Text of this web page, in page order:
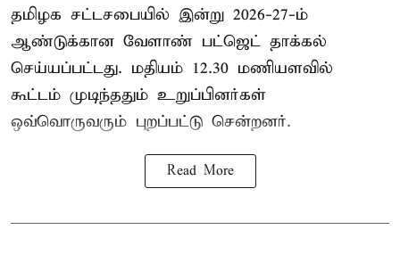
தமிழக சட்டசபையில் இன்று 2026-27-ம்
ஆண்டுக்கான வேளாண் பட்ஜெட் தாக்கல்
செய்யப்பட்டது. மதியம் 12.30 மணியளவில்
கூட்டம் முடிந்ததும் உறுப்பினர்கள்
ஒவ்வொருவரும் புறப்பட்டு சென்றனர்.
Read More